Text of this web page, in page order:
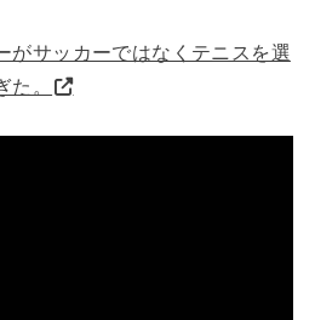
がサッカーではなくテニスを選
た。